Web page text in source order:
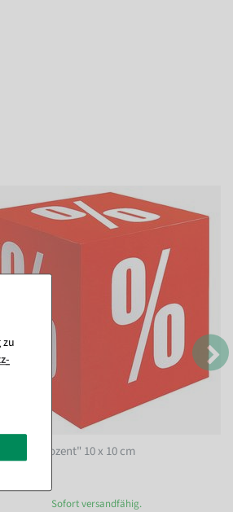
"Prozent" 10 x 10 cm
Sofort versandfähig.